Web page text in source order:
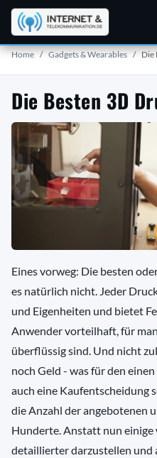
Home Gadgets & Wearables Die
Die Besten 3D
Eines vorweg: Die besten
es natürlich nicht. Jeder
und Eigenheiten und bietet
Anwender vorteilhaft, für
überflüssig sind. Und nicht
noch Geld - was für den
auch eine Kaufentscheidung
die Anzahl der angebotenen
Hunderte. Anstatt nun
detaillierter darzustellen und